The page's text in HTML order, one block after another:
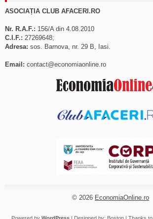
ASOCIAȚIA CLUB AFACERI.RO
Nr. R.A.F.: 156/A din 4.08.2010
C.I.F.: 27269648;
Adresa: sos. Barnova, nr. 29 B, Iasi.
Email: contact@economiaonline.ro
© 2026 EconomiaOnline.ro